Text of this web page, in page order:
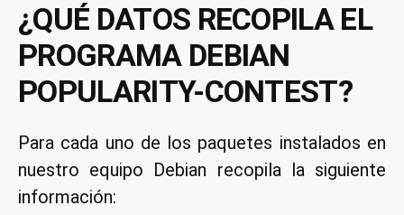
¿QUÉ DATOS RECOPILA EL
PROGRAMA DEBIAN
POPULARITY-CONTEST?
Para cada uno de los paquetes instalados en
nuestro equipo Debian recopila la siguiente
información: